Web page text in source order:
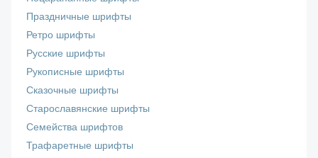
Праздничные шрифты
Ретро шрифты
Русские шрифты
Рукописные шрифты
Сказочные шрифты
Старославянские шрифты
Семейства шрифтов
Трафаретные шрифты